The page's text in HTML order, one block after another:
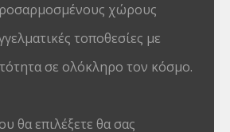
χώρους
τοποθεσίες με
σε ολόκληρο τον κόσμο.
θα επιλέξετε θα σας